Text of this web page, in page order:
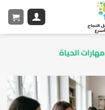
مهارات الحياة